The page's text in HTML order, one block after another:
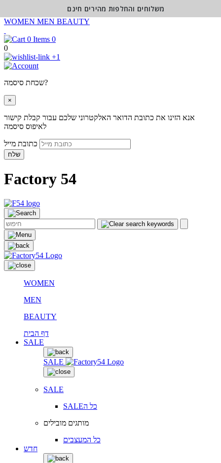
WOMEN MEN BEAUTY
0
0
+1
שכחת סיסמה?
×
אנא הזינו את כתובת הדואר האלקטרוני שלכם עבור קבלת קישור
לאיפוס סיסמה
שלח
Factory 54
WOMEN
MEN
BEAUTY
דף הבית
SALE
SALE
SALE
SALEכל ה
מותגים מובילים
כל המעצבים
חדש
משלוחים והחלפות מהירים חינם